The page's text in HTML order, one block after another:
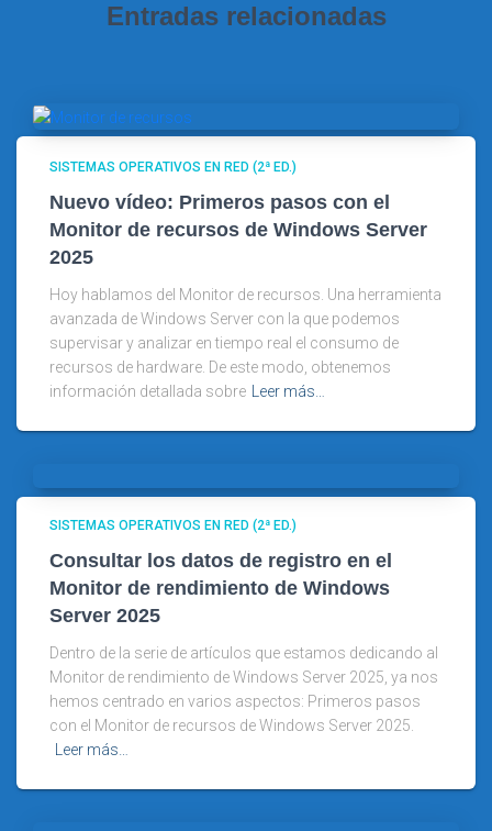
Entradas relacionadas
SISTEMAS OPERATIVOS EN RED (2ª ED.)
Nuevo vídeo: Primeros pasos con el
Monitor de recursos de Windows Server
2025
Hoy hablamos del Monitor de recursos. Una herramienta
avanzada de Windows Server con la que podemos
supervisar y analizar en tiempo real el consumo de
recursos de hardware. De este modo, obtenemos
información detallada sobre
Leer más…
SISTEMAS OPERATIVOS EN RED (2ª ED.)
Consultar los datos de registro en el
Monitor de rendimiento de Windows
Server 2025
Dentro de la serie de artículos que estamos dedicando al
Monitor de rendimiento de Windows Server 2025, ya nos
hemos centrado en varios aspectos: Primeros pasos
con el Monitor de recursos de Windows Server 2025.
Leer más…